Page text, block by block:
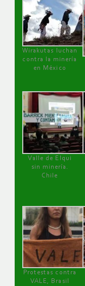
Wirakutas luchan
contra la minería
en México
Valle de Elqui
sin minería.
Chile
Protestas contra
VALE, Brasil